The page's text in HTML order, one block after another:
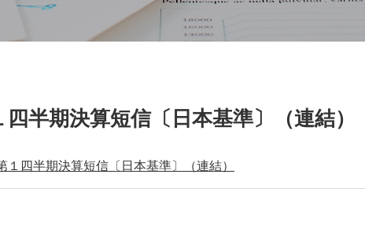
半期決算短信〔日本基準〕（連結）
１四半期決算短信〔日本基準〕（連結）